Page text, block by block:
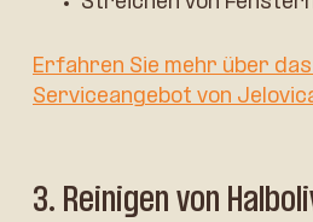
Erfahren Sie mehr über
Serviceangebot von
3. Reinigen von